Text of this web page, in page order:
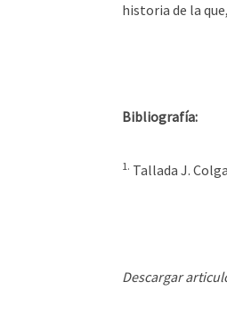
historia de la
Bibliografía:
1. Tallada J.
Descargar